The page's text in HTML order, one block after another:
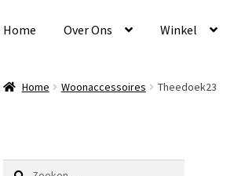
door
naar
Home Over Ons Winkel
Home Woonaccessoires Theedoek23
Zoeken